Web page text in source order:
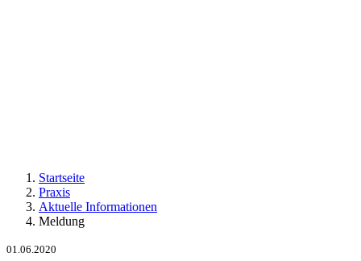
Startseite
Praxis
Aktuelle Informationen
Meldung
01.06.2020